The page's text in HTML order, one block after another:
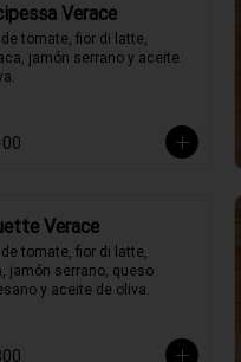
Verace
tomate, fior di latte,
jamón serrano y aceite
Verace
tomate, fior di latte,
jamón serrano, queso
y aceite de oliva.